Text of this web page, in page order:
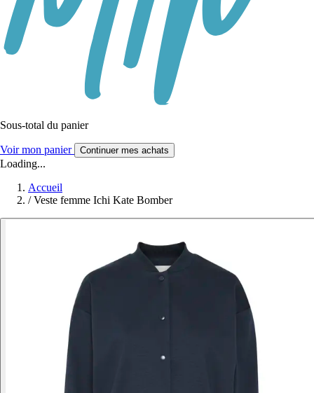
Sous-total du panier
Voir mon panier Continuer mes achats
Loading...
Accueil
/ Veste femme Ichi Kate Bomber